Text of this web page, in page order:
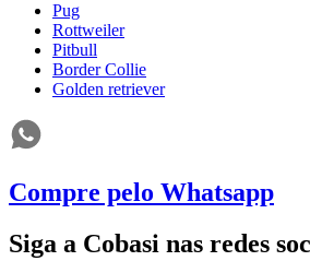
Pug
Rottweiler
Pitbull
Border Collie
Golden retriever
Compre pelo Whatsapp
Siga a Cobasi nas redes